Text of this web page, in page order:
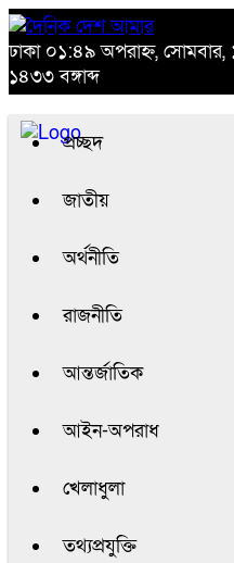
ঢাকা ০১:৪৯ অপরাহ্ন,
১৪৩৩ বঙ্গাব্দ
প্রচ্ছদ
জাতীয়
অর্থনীতি
রাজনীতি
আন্তর্জাতিক
আইন-অপরাধ
খেলাধুলা
তথ্যপ্রযুক্তি